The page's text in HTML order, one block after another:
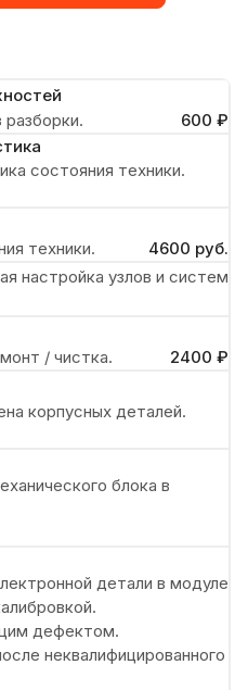
разборки.
600 ₽
состояния техники.
техники.
4600 руб.
настройка узлов и систем
/ чистка.
2400 ₽
корпусных деталей.
блока в
детали в модуле
дефектом.
неквалифицированного